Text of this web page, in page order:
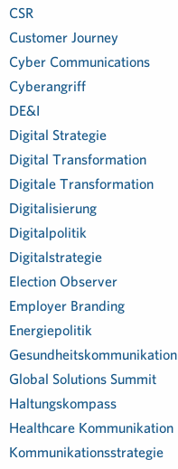
CSR
Customer Journey
Cyber Communications
Cyberangriff
DE&I
Digital Strategie
Digital Transformation
Digitale Transformation
Digitalisierung
Digitalpolitik
Digitalstrategie
Election Observer
Employer Branding
Energiepolitik
Gesundheitskommunikation
Global Solutions Summit
Haltungskompass
Healthcare Kommunikation
Kommunikationsstrategie